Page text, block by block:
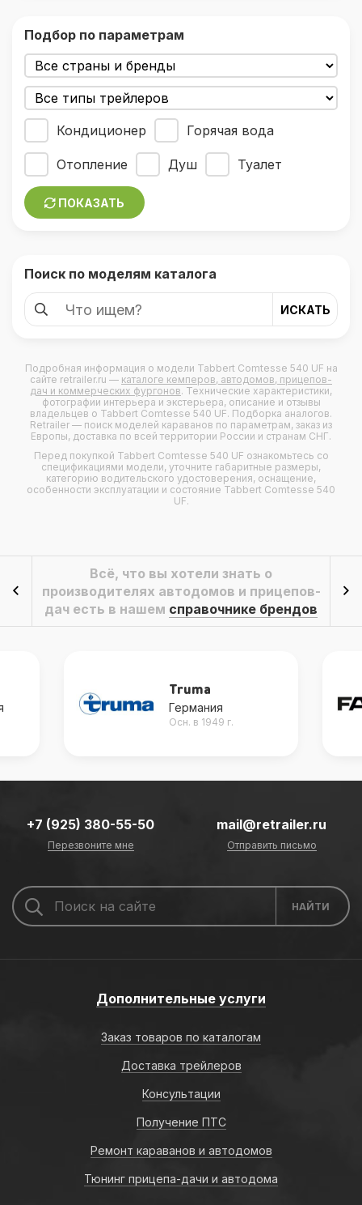
Подбор по параметрам
Кондиционер Горячая вода
Отопление Душ Туалет
ПОКАЗАТЬ
Поиск по моделям каталога
Подробная информация о модели Tabbert Comtesse 540 UF на
сайте retrailer.ru — каталоге кемперов, автодомов, прицепов-
дач и коммерческих фургонов. Технические характеристики,
фотографии интерьера и экстерьера, описание и отзывы
владельцев о Tabbert Comtesse 540 UF. Подборка аналогов.
Retrailer — поиск моделей караванов по параметрам, заказ из
Европы, доставка по всей территории России и странам СНГ.
Перед покупкой Tabbert Comtesse 540 UF ознакомьтесь со
спецификациями модели, уточните габаритные размеры,
категорию водительского удостоверения, оснащение,
особенности эксплуатации и состояние Tabbert Comtesse 540
UF.
Всё, что вы хотели знать о
производителях автодомов и прицепов-
дач есть в нашем справочнике брендов
Truma
Германия
Осн. в 1949 г.
+7 (925) 380-55-50
Перезвоните мне
mail@retrailer.ru
Отправить письмо
Дополнительные услуги
Заказ товаров по каталогам
Доставка трейлеров
Консультации
Получение ПТС
Ремонт караванов и автодомов
Тюнинг прицепа-дачи и автодома